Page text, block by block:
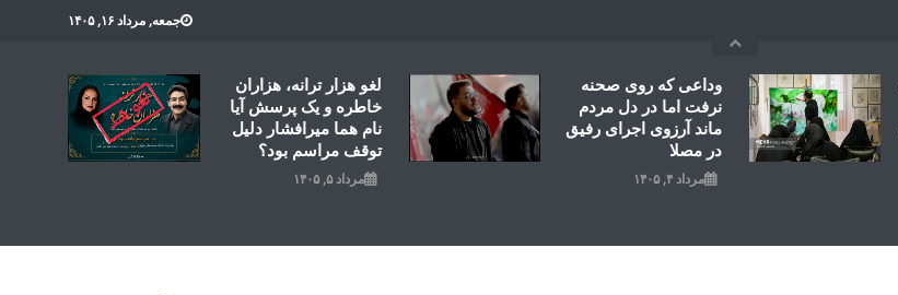
جمعه, مرداد ۱۶, ۱۴۰۵
لغو هزار ترانه، هزاران
خاطره و یک پرسش آیا
نام هما میرافشار دلیل
توقف مراسم بود؟
مرداد ۵, ۱۴۰۵
وداعی که روی صحنه
نرفت اما در دل مردم
ماند آرزوی اجرای رفیق
در مصلا
مرداد ۴, ۱۴۰۵